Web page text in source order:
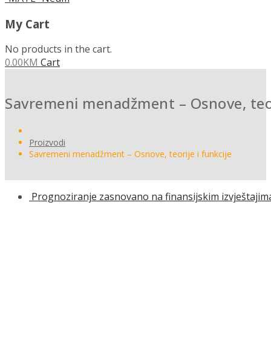
My Cart
No products in the cart.
0.00KM Cart
Savremeni menadžment – Osnove,
Proizvodi
Savremeni menadžment – Osnove, teorije i funkcije
Prognoziranje zasnovano na finansijskim